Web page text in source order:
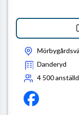
Danderyd
4 500